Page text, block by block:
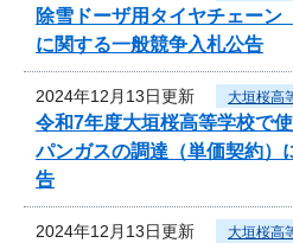
除雪ドーザ用タイヤチェーン
に関する一般競争入札公告
2024年12月13日更新 大垣桜高
令和7年度大垣桜高等学校で
パンガスの調達（単価契約）
告
2024年12月13日更新 大垣桜高